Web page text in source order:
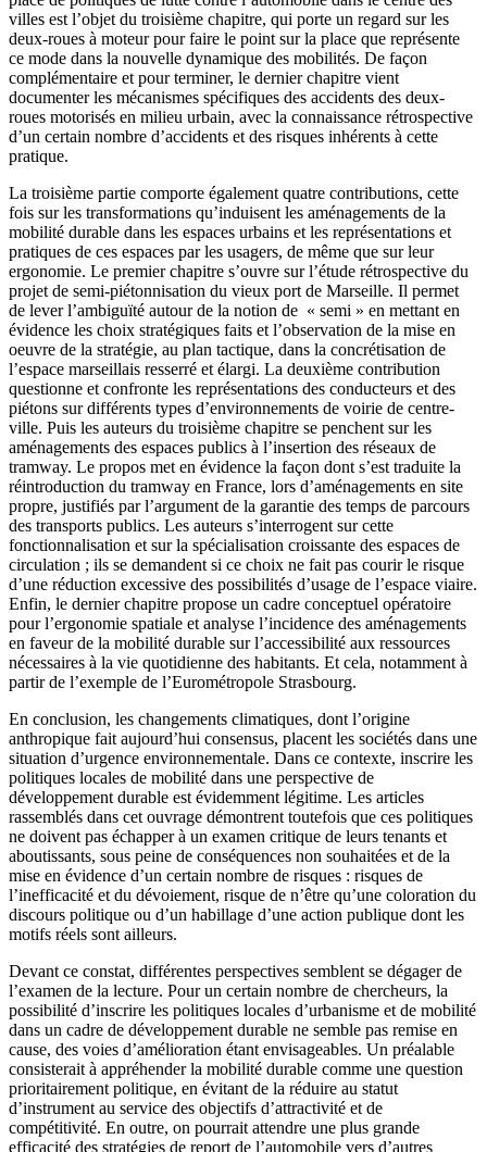
villes est l’objet du troisième chapitre, qui porte un regard sur les
deux-roues à moteur pour faire le point sur la place que représente
ce mode dans la nouvelle dynamique des mobilités. De façon
complémentaire et pour terminer, le dernier chapitre vient
documenter les mécanismes spécifiques des accidents des deux-
roues motorisés en milieu urbain, avec la connaissance rétrospective
d’un certain nombre d’accidents et des risques inhérents à cette
pratique.
La troisième partie comporte également quatre contributions, cette
fois sur les transformations qu’induisent les aménagements de la
mobilité durable dans les espaces urbains et les représentations et
pratiques de ces espaces par les usagers, de même que sur leur
ergonomie. Le premier chapitre s’ouvre sur l’étude rétrospective du
projet de semi-piétonnisation du vieux port de Marseille. Il permet
de lever l’ambiguïté autour de la notion de « semi » en mettant en
évidence les choix stratégiques faits et l’observation de la mise en
oeuvre de la stratégie, au plan tactique, dans la concrétisation de
l’espace marseillais resserré et élargi. La deuxième contribution
questionne et confronte les représentations des conducteurs et des
piétons sur différents types d’environnements de voirie de centre-
ville. Puis les auteurs du troisième chapitre se penchent sur les
aménagements des espaces publics à l’insertion des réseaux de
tramway. Le propos met en évidence la façon dont s’est traduite la
réintroduction du tramway en France, lors d’aménagements en site
propre, justifiés par l’argument de la garantie des temps de parcours
des transports publics. Les auteurs s’interrogent sur cette
fonctionnalisation et sur la spécialisation croissante des espaces de
circulation ; ils se demandent si ce choix ne fait pas courir le risque
d’une réduction excessive des possibilités d’usage de l’espace viaire.
Enfin, le dernier chapitre propose un cadre conceptuel opératoire
pour l’ergonomie spatiale et analyse l’incidence des aménagements
en faveur de la mobilité durable sur l’accessibilité aux ressources
nécessaires à la vie quotidienne des habitants. Et cela, notamment à
partir de l’exemple de l’Eurométropole Strasbourg.
En conclusion, les changements climatiques, dont l’origine
anthropique fait aujourd’hui consensus, placent les sociétés dans une
situation d’urgence environnementale. Dans ce contexte, inscrire les
politiques locales de mobilité dans une perspective de
développement durable est évidemment légitime. Les articles
rassemblés dans cet ouvrage démontrent toutefois que ces politiques
ne doivent pas échapper à un examen critique de leurs tenants et
aboutissants, sous peine de conséquences non souhaitées et de la
mise en évidence d’un certain nombre de risques : risques de
l’inefficacité et du dévoiement, risque de n’être qu’une coloration du
discours politique ou d’un habillage d’une action publique dont les
motifs réels sont ailleurs.
Devant ce constat, différentes perspectives semblent se dégager de
l’examen de la lecture. Pour un certain nombre de chercheurs, la
possibilité d’inscrire les politiques locales d’urbanisme et de mobilité
dans un cadre de développement durable ne semble pas remise en
cause, des voies d’amélioration étant envisageables. Un préalable
consisterait à appréhender la mobilité durable comme une question
prioritairement politique, en évitant de la réduire au statut
d’instrument au service des objectifs d’attractivité et de
compétitivité. En outre, on pourrait attendre une plus grande
efficacité des stratégies de report de l’automobile vers d’autres